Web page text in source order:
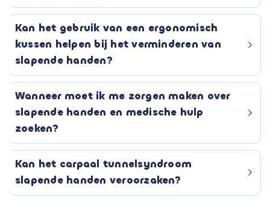
Kan het gebruik van een ergonomisch
kussen helpen bij het verminderen van
slapende handen?
Wanneer moet ik me zorgen maken over
slapende handen en medische hulp
zoeken?
Kan het carpaal tunnelsyndroom
slapende handen veroorzaken?